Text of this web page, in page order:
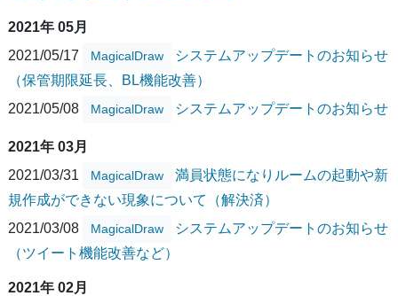
2021年 05月
2021/05/17
MagicalDraw
システムアップデートのお知らせ
（保管期限延長、BL機能改善）
2021/05/08
MagicalDraw システムアップデートのお知らせ
2021年 03月
2021/03/31
MagicalDraw
満員状態になりルームの起動や新
規作成ができない現象について（解決済）
2021/03/08
MagicalDraw
システムアップデートのお知らせ
（ツイート機能改善など）
2021年 02月